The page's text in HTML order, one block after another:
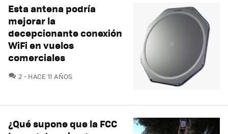
Esta antena podría
mejorar la
decepcionante conexión
WiFi en vuelos
comerciales
2 COMENTARIOS
HACE 11 AÑOS
¿Qué supone que la FCC